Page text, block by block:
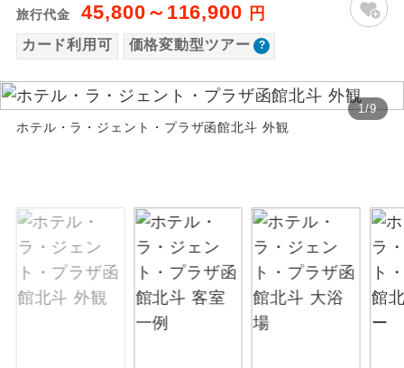
旅行代金 45,800～116,900 円
カード利用可 価格変動型ツアー
1/9
ホテル・ラ・ジェント・プラザ函館北斗 外観
務
バスガイドが乗務し、車内での観光案内
があります。
新コース 初登場のコースです。
温泉 温泉地にも宿泊するコースです。
露天風呂
ご宿泊ホテルに露天風呂が付いていま
す。
よって料金が変動いたします。
以下の注意事項をあらかじめご了承いただき
ますようお願いいたします。
ります。
お申し込みの最後にクレジットカード決済を
していただき、決済手続き完了をもちまし
て、ご旅行の契約が成立となります。
ご予約方法について